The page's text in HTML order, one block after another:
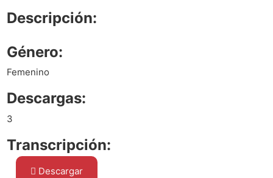
Descripción:
Género:
Femenino
Descargas:
3
Transcripción:
Descargar